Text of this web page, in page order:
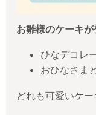
お雛様のケーキが
ひなデコレ
おひなさま
どれも可愛いケー